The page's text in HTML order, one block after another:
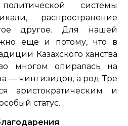
системы
распространение
другое. Для нашей
еще и потому, что в
Казахского ханства
многом опиралась на
— чингизидов, а род Төре
аристократическим и
статус.